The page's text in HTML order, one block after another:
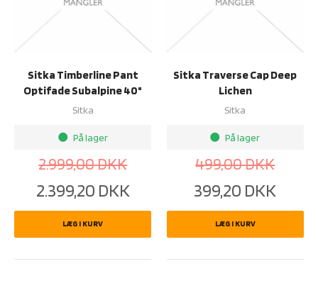
Sitka Timberline Pant
Optifade Subalpine 40"
Sitka
brightness_1 På lager
2.999,00DKK
2.399,20 DKK
LÆG I KURV
Sitka Traverse Cap Deep
Lichen
Sitka
brightness_1 På lager
499,00DKK
399,20 DKK
LÆG I KURV